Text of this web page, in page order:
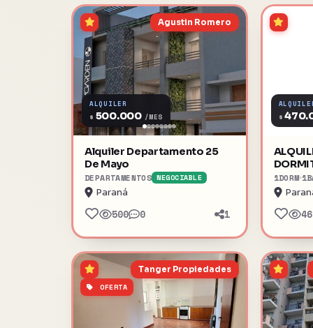
Agustin Romero
ALQUILER
$ 500.000 /MES
Alquiler Departamento 25
De Mayo
DEPARTAMENTOS NEGOCIABLE
Paraná
500 0 1
$
1DORM 1
Tanger Propiedades
OFERTA